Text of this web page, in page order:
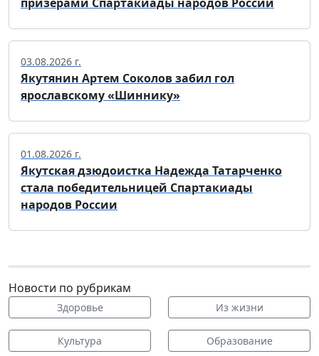
03.08.2026 г.
Якутянин Артем Соколов забил гол
ярославскому «Шиннику»
01.08.2026 г.
Якутская дзюдоистка Надежда Татарченко
стала победительницей Спартакиады
народов России
Новости по рубрикам
Здоровье Из жизни
Культура Образование